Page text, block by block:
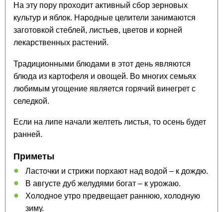
На эту пору проходит активный сбор зерновых
культур и яблок. Народные целители занимаются
заготовкой стеблей, листьев, цветов и корней
лекарственных растений.
Традиционными блюдами в этот день являются
блюда из картофеля и овощей. Во многих семьях
любимым угощение является горячий винегрет с
селедкой.
Если на липе начали желтеть листья, то осень будет
ранней.
Приметы
Ласточки и стрижи порхают над водой – к дождю.
В августе дуб желудями богат – к урожаю.
Холодное утро предвещает раннюю, холодную
зиму.